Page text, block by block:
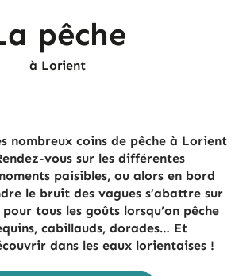
pêche
à Lorient
nombreux coins de pêche à Lorient
vous sur les différentes
paisibles, ou alors en bord
le bruit des vagues s’abattre sur
tous les goûts lorsqu’on pêche
cabillauds, dorades… Et
dans les eaux lorientaises !